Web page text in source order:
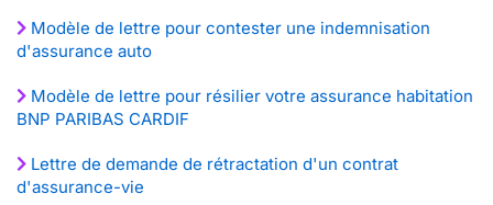
Modèle de lettre pour contester une indemnisation
d'assurance auto
Modèle de lettre pour résilier votre assurance habitation
BNP PARIBAS CARDIF
Lettre de demande de rétractation d'un contrat
d'assurance-vie